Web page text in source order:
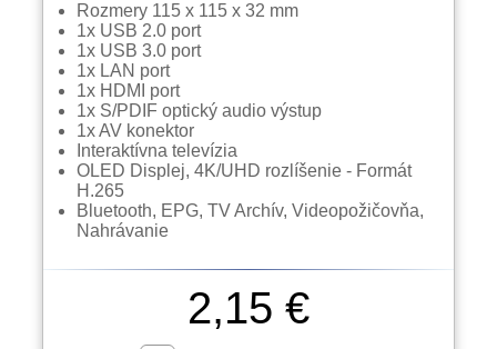
Rozmery 115 x 115 x 32 mm
1x USB 2.0 port
1x USB 3.0 port
1x LAN port
1x HDMI port
1x S/PDIF optický audio výstup
1x AV konektor
Interaktívna televízia
OLED Displej, 4K/UHD rozlíšenie - Formát
H.265
Bluetooth, EPG, TV Archív, Videopožičovňa,
Nahrávanie
2,15 €